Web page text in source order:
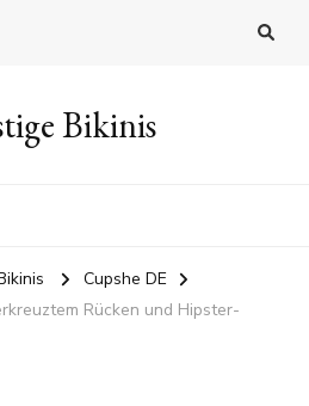
Bikinis
Cupshe DE
Rücken und Hipster-